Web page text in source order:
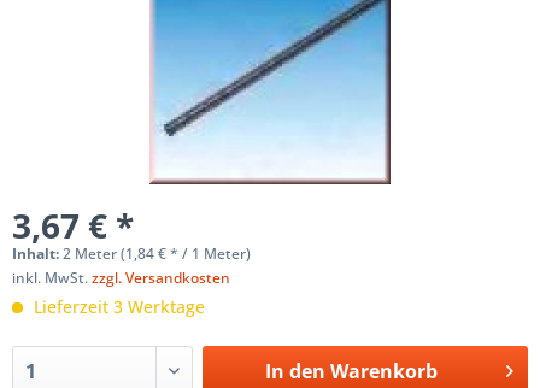
3,67 € *
Inhalt:2 Meter (1,84 € * / 1 Meter)
inkl. MwSt.zzgl. Versandkosten
Lieferzeit 3 Werktage
In den Warenkorb